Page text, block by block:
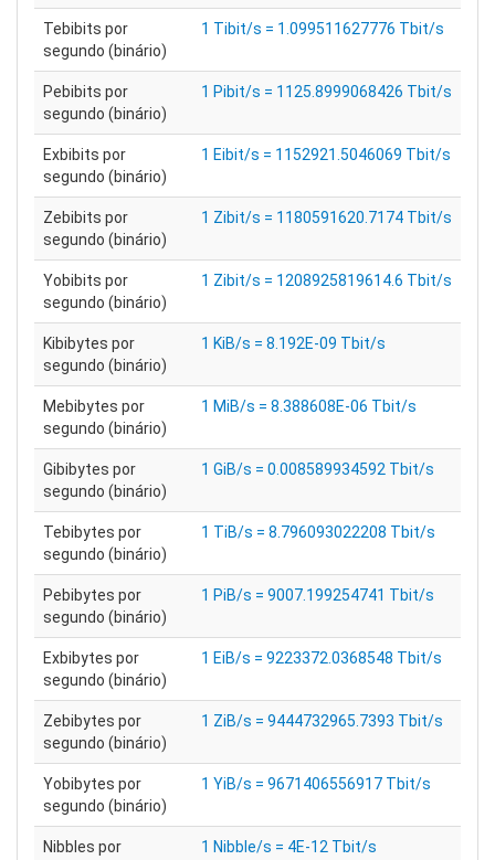
Tebibits por
segundo (binário)
1 Tibit/s = 1.099511627776 Tbit/s
Pebibits por
segundo (binário)
1 Pibit/s = 1125.8999068426 Tbit/s
Exbibits por
segundo (binário)
1 Eibit/s = 1152921.5046069 Tbit/s
Zebibits por
segundo (binário)
1 Zibit/s = 1180591620.7174 Tbit/s
Yobibits por
segundo (binário)
1 Zibit/s = 1208925819614.6 Tbit/s
Kibibytes por
segundo (binário)
1 KiB/s = 8.192E-09 Tbit/s
Mebibytes por
segundo (binário)
1 MiB/s = 8.388608E-06 Tbit/s
Gibibytes por
segundo (binário)
1 GiB/s = 0.008589934592 Tbit/s
Tebibytes por
segundo (binário)
1 TiB/s = 8.796093022208 Tbit/s
Pebibytes por
segundo (binário)
1 PiB/s = 9007.199254741 Tbit/s
Exbibytes por
segundo (binário)
1 EiB/s = 9223372.0368548 Tbit/s
Zebibytes por
segundo (binário)
1 ZiB/s = 9444732965.7393 Tbit/s
Yobibytes por
segundo (binário)
1 YiB/s = 9671406556917 Tbit/s
Nibbles por 1 Nibble/s = 4E-12 Tbit/s